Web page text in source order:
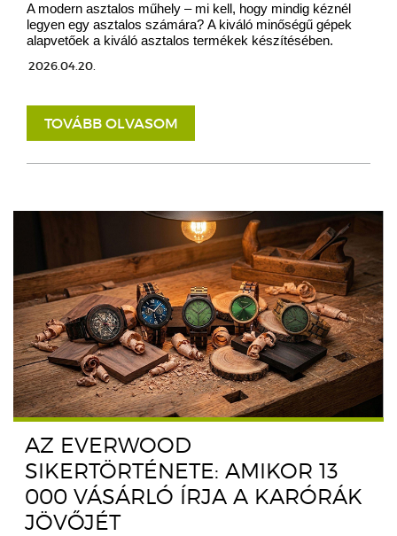
A modern asztalos műhely – mi kell, hogy mindig kéznél
legyen egy asztalos számára? A kiváló minőségű gépek
alapvetőek a kiváló asztalos termékek készítésében.
2026.04.20.
TOVÁBB OLVASOM
AZ EVERWOOD
SIKERTÖRTÉNETE: AMIKOR 13
000 VÁSÁRLÓ ÍRJA A KARÓRÁK
JÖVŐJÉT